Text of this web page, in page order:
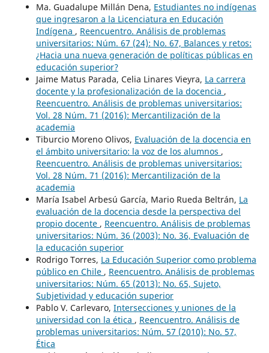
Ma. Guadalupe Millán Dena, Estudiantes no indígenas
que ingresaron a la Licenciatura en Educación
Indígena , Reencuentro. Análisis de problemas
universitarios: Núm. 67 (24): No. 67, Balances y retos:
¿Hacia una nueva generación de políticas públicas en
educación superior?
Jaime Matus Parada, Celia Linares Vieyra, La carrera
docente y la profesionalización de la docencia ,
Reencuentro. Análisis de problemas universitarios:
Vol. 28 Núm. 71 (2016): Mercantilización de la
academia
Tiburcio Moreno Olivos, Evaluación de la docencia en
el ámbito universitario: la voz de los alumnos ,
Reencuentro. Análisis de problemas universitarios:
Vol. 28 Núm. 71 (2016): Mercantilización de la
academia
María Isabel Arbesú García, Mario Rueda Beltrán, La
evaluación de la docencia desde la perspectiva del
propio docente , Reencuentro. Análisis de problemas
universitarios: Núm. 36 (2003): No. 36, Evaluación de
la educación superior
Rodrigo Torres, La Educación Superior como problema
público en Chile , Reencuentro. Análisis de problemas
universitarios: Núm. 65 (2013): No. 65, Sujeto,
Subjetividad y educación superior
Pablo V. Carlevaro, Intersecciones y uniones de la
universidad con la ética , Reencuentro. Análisis de
problemas universitarios: Núm. 57 (2010): No. 57,
Ética